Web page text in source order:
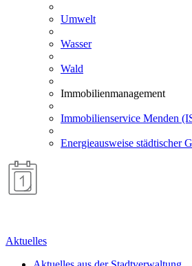
Umwelt
Wasser
Wald
Immobilienmanagement
Immobilienservice Menden
Energieausweise städtischer
Aktuelles